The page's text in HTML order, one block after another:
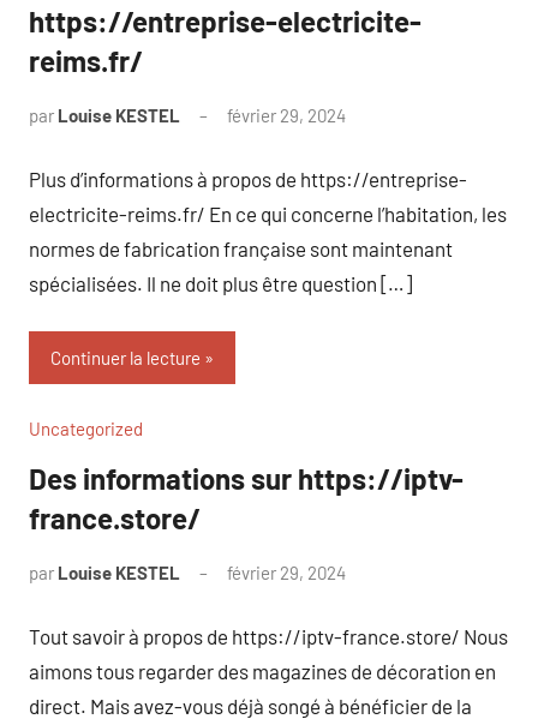
https://entreprise-electricite-
reims.fr/
par Louise KESTEL février 29, 2024
Plus d’informations à propos de https://entreprise-
electricite-reims.fr/ En ce qui concerne l’habitation, les
normes de fabrication française sont maintenant
spécialisées. Il ne doit plus être question […]
Continuer la lecture
Uncategorized
Des informations sur https://iptv-
france.store/
par Louise KESTEL février 29, 2024
Tout savoir à propos de https://iptv-france.store/ Nous
aimons tous regarder des magazines de décoration en
direct. Mais avez-vous déjà songé à bénéficier de la